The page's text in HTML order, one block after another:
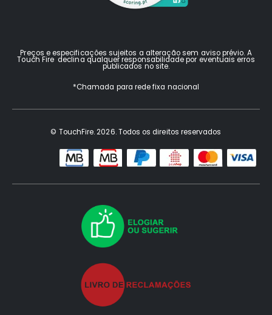
Preços e especificações sujeitos a alteração sem aviso prévio. A
Touch Fire declina qualquer responsabilidade por eventuais erros
publicados no site.
*Chamada para rede fixa nacional
© TouchFire. 2026. Todos os direitos reservados